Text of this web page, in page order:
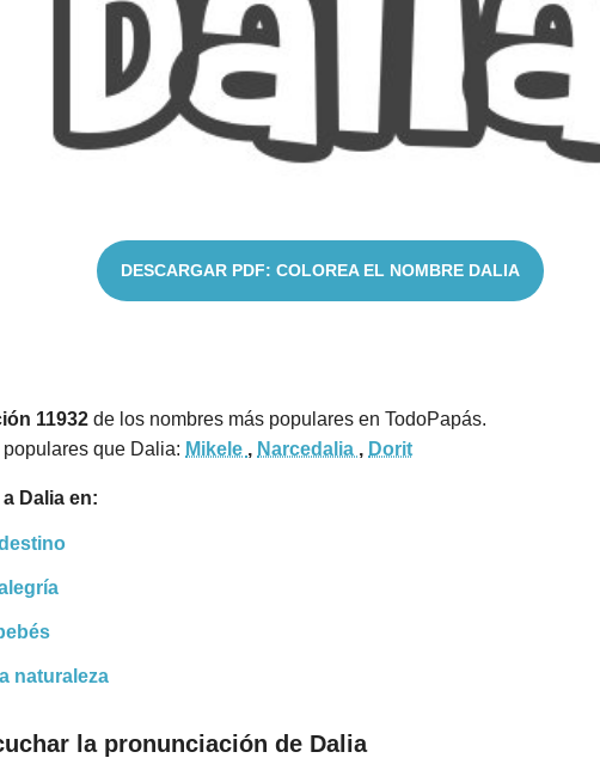
DESCARGAR PDF: COLOREA EL NOMBRE DALIA
11932 de los nombres más populares en TodoPapás.
que Dalia: Mikele , Narcedalia , Dorit
Dalia en:
naturaleza
la pronunciación de Dalia